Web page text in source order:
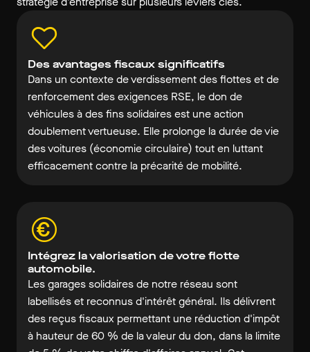
Des avantages fiscaux significatifs
Dans un contexte de verdissement des flottes et de
renforcement des exigences RSE, le don de
véhicules à des fins solidaires est une action
doublement vertueuse. Elle prolonge la durée de vie
des voitures (économie circulaire) tout en luttant
efficacement contre la précarité de mobilité.
Intégrez la valorisation de votre flotte
automobile.
Les garages solidaires de notre réseau sont
labellisés et reconnus d'intérêt général. Ils délivrent
des reçus fiscaux permettant une réduction d'impôt
à hauteur de 60 % de la valeur du don, dans la limite